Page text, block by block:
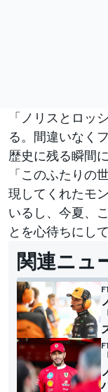
「ノリスとロッ
る。間違いなく
歴史に残る瞬間
「このふたりの
現してくれたモ
いるし、今夏、
とを心待ちにし
関連ニュ
F1
F1